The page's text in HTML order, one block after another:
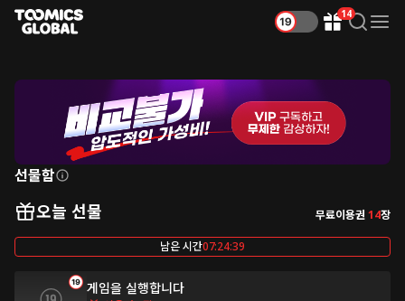
Gift Box
14SearchMenu
선물함
오늘 선물 무료이용권14장
남은 시간07:24:39
게임을 실행합니다